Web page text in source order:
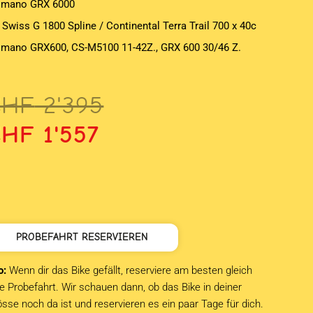
GRX 6000
Swiss G 1800 Spline / Continental Terra Trail 700 x 40c
GRX600, CS-M5100 11-42Z., GRX 600 30/46 Z.
2'395
1'557
PROBEFAHRT RESERVIEREN
Wenn dir das Bike gefällt, reserviere am besten gleich
Probefahrt. Wir schauen dann, ob das Bike in deiner
noch da ist und reservieren es ein paar Tage für dich.